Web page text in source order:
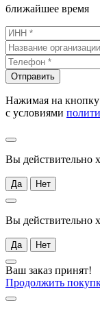
ближайшее время
Отправить
Нажимая на кнопку
с условиями
Вы действительно
Да Нет
Вы действительно
Да Нет
Ваш заказ принят!
Продолжить